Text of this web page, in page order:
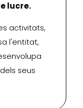
lucre.
activitats,
l'entitat,
seus